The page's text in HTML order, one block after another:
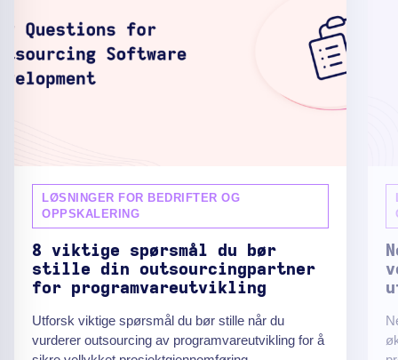
LØSNINGER FOR BEDRIFTER OG
OPPSKALERING
8 viktige spørsmål du bør
stille din outsourcingpartner
for programvareutvikling
Utforsk viktige spørsmål du bør stille når du
vurderer outsourcing av programvareutvikling for å